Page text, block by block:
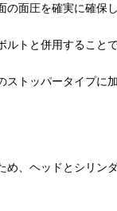
の面圧を確実に確保
ルトと併用すること
ストッパータイプに
め、ヘッドとシリン